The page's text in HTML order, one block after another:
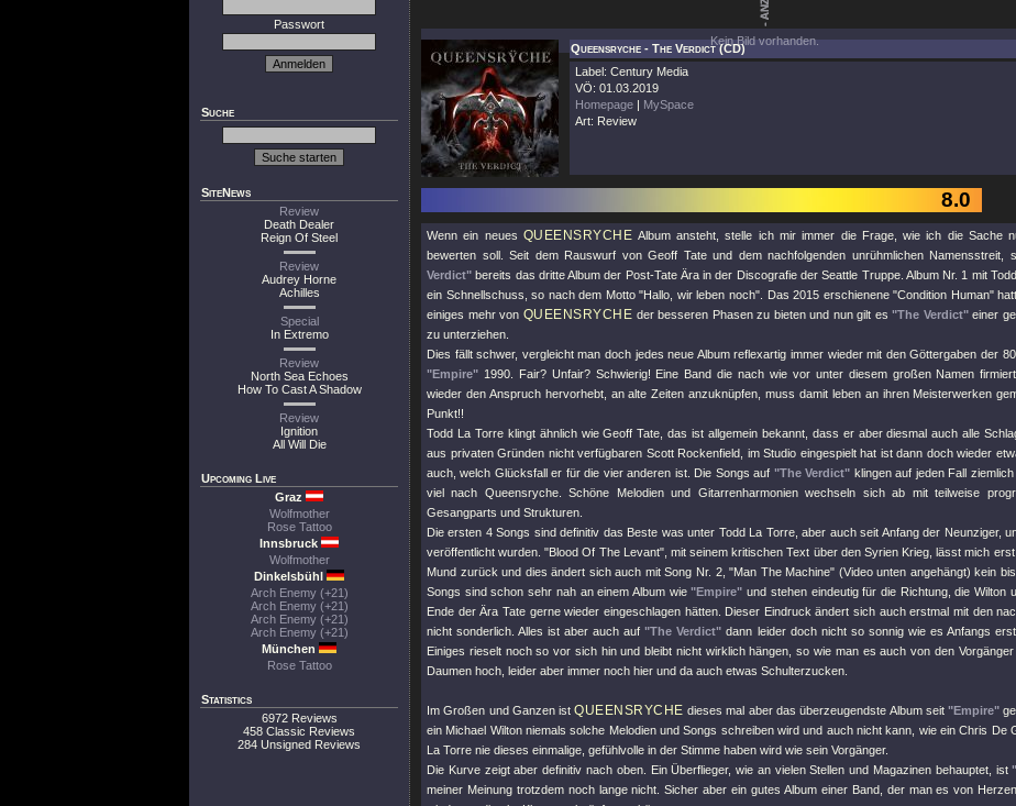
Passwort
Suche
SiteNews
Review
Death Dealer
Reign Of Steel
Review
Audrey Horne
Achilles
Special
In Extremo
Review
North Sea Echoes
How To Cast A Shadow
Review
Ignition
All Will Die
Upcoming Live
Graz
Wolfmother
Rose Tattoo
Innsbruck
Wolfmother
Dinkelsbühl
Arch Enemy (+21)
Arch Enemy (+21)
Arch Enemy (+21)
Arch Enemy (+21)
München
Rose Tattoo
Statistics
6972 Reviews
458 Classic Reviews
284 Unsigned Reviews
Kein Bild vorhanden.
Queensryche - The Verdict (CD)
Label: Century Media
VÖ: 01.03.2019
Homepage | MySpace
Art: Review
8.0
Wenn ein neues QUEENSRYCHE Album ansteht, stelle ich mir immer die Frage, wie ich die Sache
bewerten soll. Seit dem Rauswurf von Geoff Tate und dem nachfolgenden unrühmlichen Namensstreit,
Verdict" bereits das dritte Album der Post-Tate Ära in der Discografie der Seattle Truppe. Album Nr. 1 mit
ein Schnellschuss, so nach dem Motto "Hallo, wir leben noch". Das 2015 erschienene "Condition Human"
einiges mehr von QUEENSRYCHE der besseren Phasen zu bieten und nun gilt es "The Verdict"einer
zu unterziehen.
Dies fällt schwer, vergleicht man doch jedes neue Album reflexartig immer wieder mit den Göttergaben der
"Empire" 1990. Fair? Unfair? Schwierig! Eine Band die nach wie vor unter diesem großen Namen
wieder den Anspruch hervorhebt, an alte Zeiten anzuknüpfen, muss damit leben an ihren Meisterwerken
Punkt!!
Todd La Torre klingt ähnlich wie Geoff Tate, das ist allgemein bekannt, dass er aber diesmal auch alle
aus privaten Gründen nicht verfügbaren Scott Rockenfield, im Studio eingespielt hat ist dann doch wieder
auch, welch Glücksfall er für die vier anderen ist. Die Songs auf "The Verdict" klingen auf jeden Fall
viel nach Queensryche. Schöne Melodien und Gitarrenharmonien wechseln sich ab mit teilweise
Gesangparts und Strukturen.
Die ersten 4 Songs sind definitiv das Beste was unter Todd La Torre, aber auch seit Anfang der Neunziger,
veröffentlicht wurden."Blood Of The Levant", mit seinem kritischen Text über den Syrien Krieg, lässt mich
Mund zurück und dies ändert sich auch mit Song Nr. 2,"Man The Machine" (Video unten angehängt) kein
Songs sind schon sehr nah an einem Album wie"Empire" und stehen eindeutig für die Richtung, die Wilton
Ende der Ära Tate gerne wieder eingeschlagen hätten. Dieser Eindruck ändert sich auch erstmal mit den
nicht sonderlich. Alles ist aber auch auf"The Verdict" dann leider doch nicht so sonnig wie es Anfangs
Einiges rieselt noch so vor sich hin und bleibt nicht wirklich hängen, so wie man es auch von den
Daumen hoch, leider aber immer noch hier und da auch etwas Schulterzucken.
Im Großen und Ganzen istQUEENSRYCHE dieses mal aber das überzeugendste Album seit"Empire"
ein Michael Wilton niemals solche Melodien und Songs schreiben wird und auch nicht kann, wie ein Chris De
La Torre nie dieses einmalige, gefühlvolle in der Stimme haben wird wie sein Vorgänger.
Die Kurve zeigt aber definitiv nach oben. Ein Überflieger, wie an vielen Stellen und Magazinen behauptet, ist
meiner Meinung trotzdem noch lange nicht. Sicher aber ein gutes Album einer Band, der man es von